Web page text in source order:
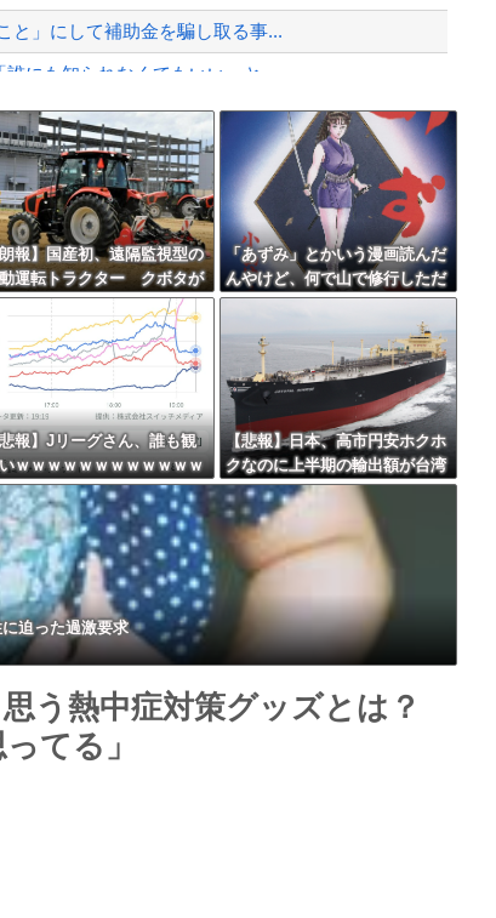
Powered by livedoor 相互RSS
と」にして補助金を騙し取る事...
にも知られなくてもいい、と...
公がガチで敗北した回」と聞い...
山の兆し＝韓国の反応
ーゴール！！
Powered by livedoor 相互RSS
朗報】国産初、遠隔監視型の
運転トラクター クボタが
に発売！！！
「あずみ」とかいう漫画読んだ
んやけど、何で山で修行しただ
けの子供達があんなに強いんや
報】Jリーグさん、誰も観
ｗｗｗｗｗｗｗｗｗｗｗｗ
ｗｗｗ
【悲報】日本、高市円安ホクホ
クなのに上半期の輸出額が台湾
と韓国に抜かれる・・・
迫った過激要求
う熱中症対策グッズとは？
てる」